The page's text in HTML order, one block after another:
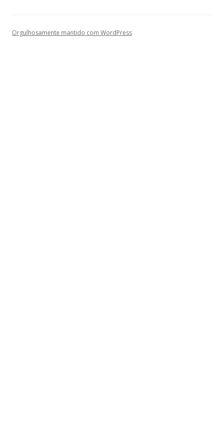
Orgulhosamente mantido com WordPress